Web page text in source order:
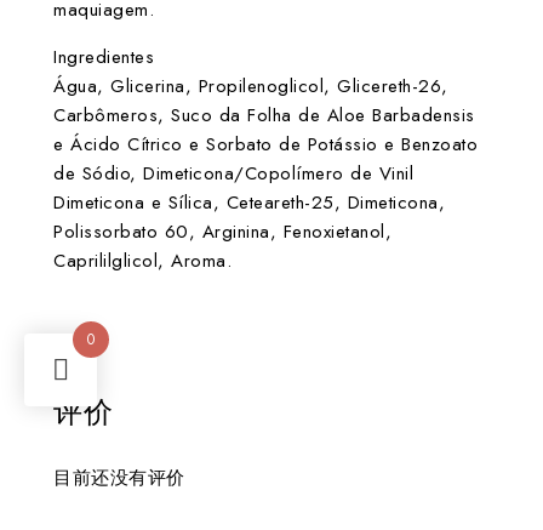
maquiagem.
Ingredientes
Água, Glicerina, Propilenoglicol, Glicereth-26,
Carbômeros, Suco da Folha de Aloe Barbadensis
e Ácido Cítrico e Sorbato de Potássio e Benzoato
de Sódio, Dimeticona/Copolímero de Vinil
Dimeticona e Sílica, Ceteareth-25, Dimeticona,
Polissorbato 60, Arginina, Fenoxietanol,
Caprililglicol, Aroma.
评价
目前还没有评价
0